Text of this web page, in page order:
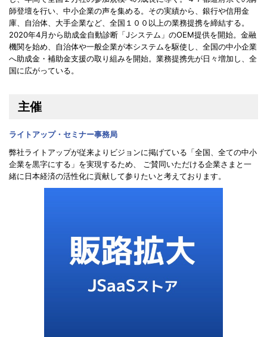
師登壇を行い、中小企業の声を集める。その実績から、銀行や信用金
庫、自治体、大手企業など、全国１００以上の業務提携を締結する。
2020年4月から助成金自動診断「Jシステム」のOEM提供を開始。金融
機関を始め、自治体や一般企業が本システムを駆使し、全国の中小企業
へ助成金・補助金支援の取り組みを開始。業務提携先が日々増加し、全
国に広がっている。
主催
ライトアップ・セミナー事務局
弊社ライトアップが従来よりビジョンに掲げている「全国、全ての中小
企業を黒字にする」を実現するため、 ご賛同いただける企業さまと一
緒に日本経済の活性化に貢献して参りたいと考えております。